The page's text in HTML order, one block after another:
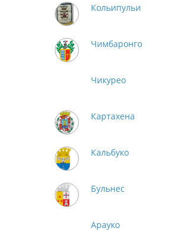
Кольипульи
Чимбаронго
Чикурео
Картахена
Кальбуко
Бульнес
Арауко